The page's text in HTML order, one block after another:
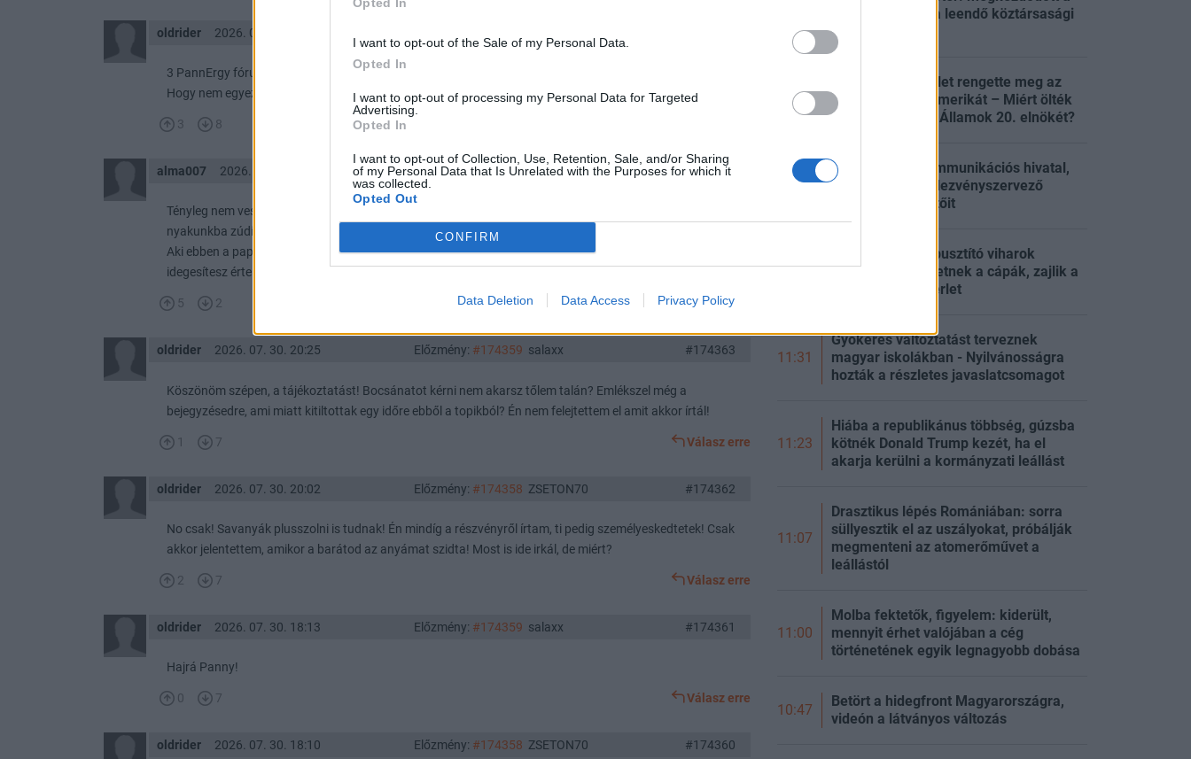
I want to opt-out of the Sale of my Personal Data.
Opted In
I want to opt-out of processing my Personal Data for Targeted
Advertising.
Opted In
I want to opt-out of Collection, Use, Retention, Sale, and/or Sharing
of my Personal Data that Is Unrelated with the Purposes for which it
was collected.
Opted Out
CONFIRM
Data Deletion Data Access Privacy Policy
oldrider 2026. 07. 30. 20:34
3 PannErgy fórum van! Válszthat bárki! Én soha nem támadtam senki személyét, anyját, apját, családját!
Hogy nem egyezik a véleményem a tiéddel, azt leszarom!
3 8
alma007 2026. 07. 30. 20:26 Előzmény:#174362oldrider #174364
Tényleg nem veszed észre, hogy sok és felesleges az a (többnyire) üres fecsegés, amit naponta a
nyakunkba zúdítasz?!
Aki ebben a papírban érdekelt, az EGÉSZEN BIZTOSAN nem erre kíváncsi, ezért naponta sok embert
idegesítesz értelmetlenül.
5 2 Válasz erre
oldrider 2026. 07. 30. 20:25 Előzmény: #174359 salaxx #174363
Köszönöm szépen, a tájékoztatást! Bocsánatot kérni nem akarsz tőlem talán? Emlékszel még a
bejegyzésedre, ami miatt kitiltottak egy időre ebből a topikból? Én nem felejtettem el amit akkor írtál!
1 7 Válasz erre
oldrider 2026. 07. 30. 20:02 Előzmény: #174358 ZSETON70 #174362
No csak! Savanyák plusszolni is tudnak! Én mindíg a részvényről írtam, ti pedig személyeskedtetek! Csak
akkor jelentettem, amikor a barátod az anyámat szidta! Most is ide irkál, de miért?
2 7 Válasz erre
oldrider 2026. 07. 30. 18:13 Előzmény: #174359 salaxx #174361
Hajrá Panny!
0 7 Válasz erre
oldrider 2026. 07. 30. 18:10 Előzmény: #174358 ZSETON70 #174360
titkos szavazás a leendő köztársasági
elnökről
12:00
Váratlan merénylet rengette meg az
aranykorát élő Amerikát – Miért ölték
meg az Egyesült Államok 20. elnökét?
11:58
Leváltották a kommunikációs hivatal,
és az állami rendezvényszervező
ügynökség vezetőit
11:51
Friss kutatás: a pusztító viharok
előrejelzései lehetnek a cápák, zajlik a
tudományos kísérlet
11:31
Gyökeres változtatást terveznek
magyar iskolákban - Nyilvánosságra
hozták a részletes javaslatcsomagot
11:23
Hiába a republikánus többség, gúzsba
kötnék Donald Trump kezét, ha el
akarja kerülni a kormányzati leállást
11:07
Drasztikus lépés Romániában: sorra
süllyesztik el az uszályokat, próbálják
megmenteni az atomerőművet a
leállástól
11:00
Molba fektetők, figyelem: kiderült,
mennyit érhet valójában a cég
történetének egyik legnagyobb dobása
10:47
Betört a hidegfront Magyarországra,
videón a látványos változás